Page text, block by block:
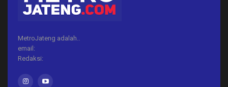
MetroJateng adalah..
email:
Redaksi: